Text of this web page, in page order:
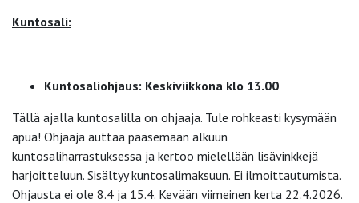
Kuntosali:
Kuntosaliohjaus: Keskiviikkona klo 13.00
Tällä ajalla kuntosalilla on ohjaaja. Tule rohkeasti kysymään
apua! Ohjaaja auttaa pääsemään alkuun
kuntosaliharrastuksessa ja kertoo mielellään lisävinkkejä
harjoitteluun. Sisältyy kuntosalimaksuun. Ei ilmoittautumista.
Ohjausta ei ole 8.4 ja 15.4. Kevään viimeinen kerta 22.4.2026.